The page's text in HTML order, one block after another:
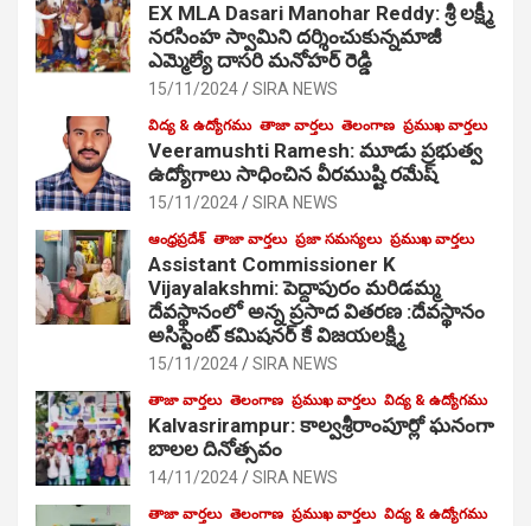
EX MLA Dasari Manohar Reddy: శ్రీ లక్ష్మీ
నరసింహ స్వామిని దర్శించుకున్నమాజీ
ఎమ్మెల్యే దాసరి మనోహర్ రెడ్డి
15/11/2024 SIRA NEWS
విద్య & ఉద్యోగము తాజా వార్తలు తెలంగాణ ప్రముఖ వార్తలు
Veeramushti Ramesh: మూడు ప్రభుత్వ
ఉద్యోగాలు సాధించిన వీరముష్టి రమేష్
15/11/2024 SIRA NEWS
ఆంధ్రప్రదేశ్ తాజా వార్తలు ప్రజా సమస్యలు ప్రముఖ వార్తలు
Assistant Commissioner K
Vijayalakshmi: పెద్దాపురం మరిడమ్మ
దేవస్థానంలో అన్న ప్రసాద వితరణ :దేవస్థానం
అసిస్టెంట్ కమిషనర్ కే విజయలక్ష్మి
15/11/2024 SIRA NEWS
తాజా వార్తలు తెలంగాణ ప్రముఖ వార్తలు విద్య & ఉద్యోగము
Kalvasrirampur: కాల్వశ్రీరాంపూర్లో ఘనంగా
బాలల దినోత్సవం
14/11/2024 SIRA NEWS
తాజా వార్తలు తెలంగాణ ప్రముఖ వార్తలు విద్య & ఉద్యోగము